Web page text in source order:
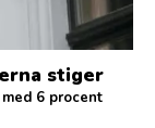
stiger
6 procent